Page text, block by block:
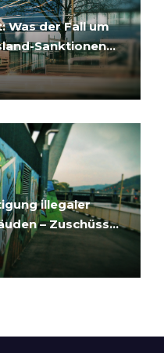
Was der Fall um
Sanktionen
illegaler
– Zuschüsse